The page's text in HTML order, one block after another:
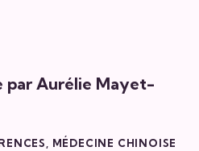
par Aurélie Mayet-
, MÉDECINE CHINOISE